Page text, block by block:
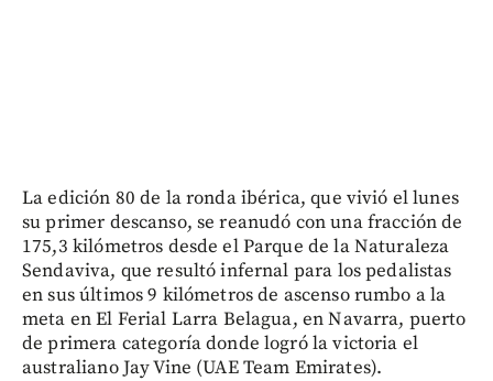
La edición 80 de la ronda ibérica, que vivió el lunes
su primer descanso, se reanudó con una fracción de
175,3 kilómetros desde el Parque de la Naturaleza
Sendaviva, que resultó infernal para los pedalistas
en sus últimos 9 kilómetros de ascenso rumbo a la
meta en El Ferial Larra Belagua, en Navarra, puerto
de primera categoría donde logró la victoria el
australiano Jay Vine (UAE Team Emirates).